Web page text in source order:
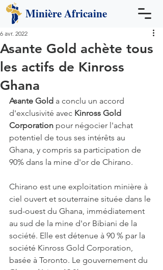
MinièreAfricaine
Asante Gold achète tous
les actifs de Kinross
Ghana
6 avr. 2022
Asante Gold a conclu un accord
d'exclusivité avec Kinross Gold
Corporation pour négocier l'achat
potentiel de tous ses intérêts au
Ghana, y compris sa participation de
90% dans la mine d'or de Chirano.
Chirano est une exploitation minière à
ciel ouvert et souterraine située dans le
sud-ouest du Ghana, immédiatement
au sud de la mine d'or Bibiani de la
société. Elle est détenue à 90 % par la
société Kinross Gold Corporation,
basée à Toronto. Le gouvernement du